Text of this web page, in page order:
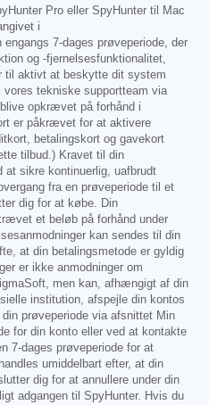
Pro eller SpyHunter til Mac
i
7-dages prøveperiode, der
og -fjernelsesfunktionalitet,
til aktivt at beskytte dit system
vores tekniske supportteam via
opkrævet på forhånd i
er påkrævet for at aktivere
betalingskort og gavekort
tilbud.) Kravet til din
at sikre kontinuerlig, uafbrudt
fra en prøveperiode til et
dig for at købe. Din
et beløb på forhånd under
kan sendes til din
at din betalingsmetode er gyldig
er ikke anmodninger om
men kan, afhængigt af din
institution, afspejle din kontos
prøveperiode via afsnittet Min
for din konto eller ved at kontakte
7-dages prøveperiode for at
umiddelbart efter, at din
dig for at annullere under din
adgangen til SpyHunter. Hvis du